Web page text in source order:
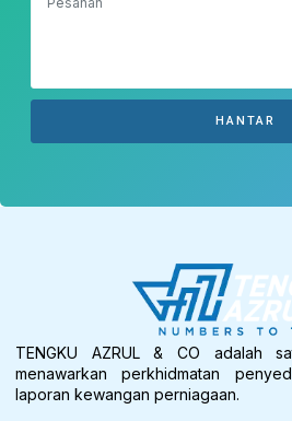
HANTAR
TENGKU AZRUL & CO adalah
menawarkan perkhidmatan
laporan kewangan perniagaan.